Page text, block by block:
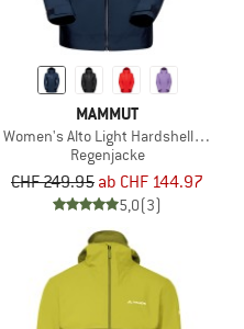
Jacket
MAMMUT
Women's Alto Light Hardshell
Regenjacke
CHF 249.95 ab CHF 144.97
5,0(3)